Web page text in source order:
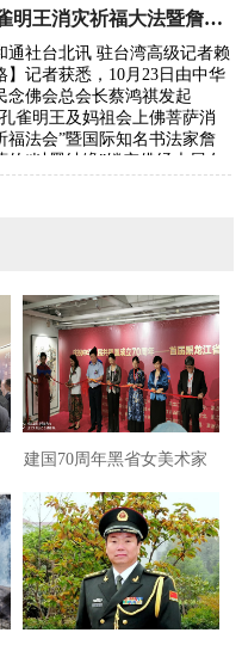
女…
孔雀明王消灾祈福大法暨詹秀蓉镂空佛经展台北隆重举行
通社台北讯 驻台湾高级记者赖
】记者获悉，10月23日由中华
念佛会总会长蔡鸿祺发起
雀明王及妈祖会上佛菩萨消
福法会”暨国际知名书法家詹
的“以墨结缘”镂空佛经大展在
建国70周年黑省女美术家
隆重献礼